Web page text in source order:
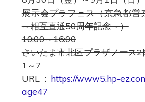
展示会プラフェス（京急都営
～相互直通50周年記念～）
10:00～16:00
さいたま市北区プラザノース
1～7
URL：https://www5.hp-
age47